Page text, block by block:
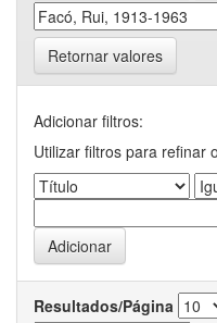
Retornar valores
Adicionar filtros:
Utilizar filtros para refinar
Resultados/Página